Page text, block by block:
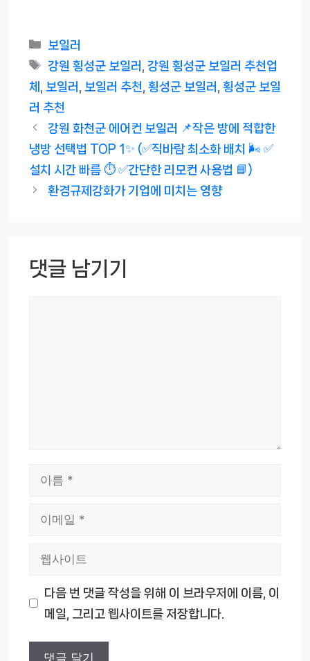
카
테
리
보일러
태
그
강원 횡성군 보일러 ,강원 횡성군 보일러 추천업
체
보일러 보일러 추천 횡성군 보일러
횡성군 보일
러 추천
강원 화천군 에어컨 보일러 📌작은 방에 적합한
냉방 선택법 TOP 1✨ (✅직바람 최소화 배치 🌬️ ✅
설치 시간 빠름 ⏱️ ✅간단한 리모컨 사용법 📘)
환경규제강화가 기업에 미치는 영향
댓글 남기기
다음 번 댓글 작성을 위해 이 브라우저에 이름, 이
메일, 그리고 웹사이트를 저장합니다.